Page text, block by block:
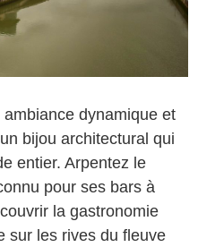
dynamique et
bijou architectural qui
entier. Arpentez le
pour ses bars à
la gastronomie
sur les rives du fleuve